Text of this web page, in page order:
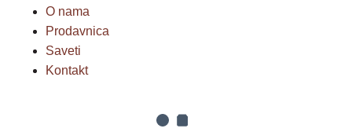
O nama
Prodavnica
Saveti
Kontakt